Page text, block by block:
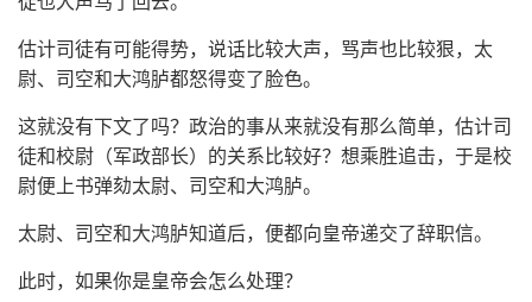
估计司徒有可能得势，说话比较大声，骂声也比较狠，太
尉、司空和大鸿胪都怒得变了脸色。
这就没有下文了吗？政治的事从来就没有那么简单，估计司
徒和校尉（军政部长）的关系比较好？想乘胜追击，于是校
尉便上书弹劾太尉、司空和大鸿胪。
太尉、司空和大鸿胪知道后，便都向皇帝递交了辞职信。
此时，如果你是皇帝会怎么处理？